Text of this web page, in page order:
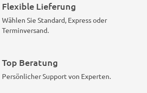
Flexible Lieferung
Wählen Sie Standard, Express oder
Terminversand.
Top Beratung
Persönlicher Support von Experten.